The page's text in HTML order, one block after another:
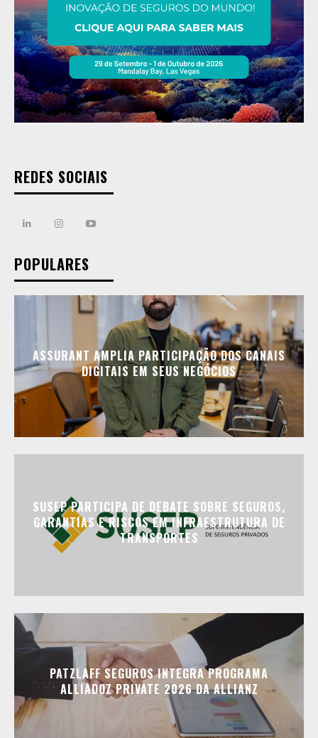
REDES SOCIAIS
POPULARES
ASSURANT AMPLIA PARTICIPAÇÃO DOS CANAIS
DIGITAIS EM SEUS NEGÓCIOS
SUSEP PARTICIPA DE DEBATE SOBRE SEGUROS,
GARANTIAS E RISCOS EM INFRAESTRUTURA DE
TRANSPORTES
PATZLAFF SEGUROS INTEGRA PROGRAMA
ALLIADOZ PRIVATE 2026 DA ALLIANZ